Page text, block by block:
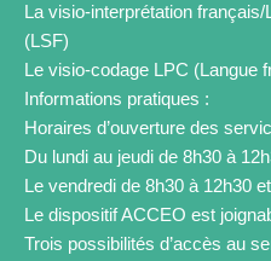
La visio-interprétation
(LSF)
Le visio-codage LPC (Langue
Informations pratiques :
Horaires d’ouverture des
Du lundi au jeudi de 8h30 à
Le vendredi de 8h30 à 12h30
Le dispositif ACCEO est
Trois possibilités d’accès au